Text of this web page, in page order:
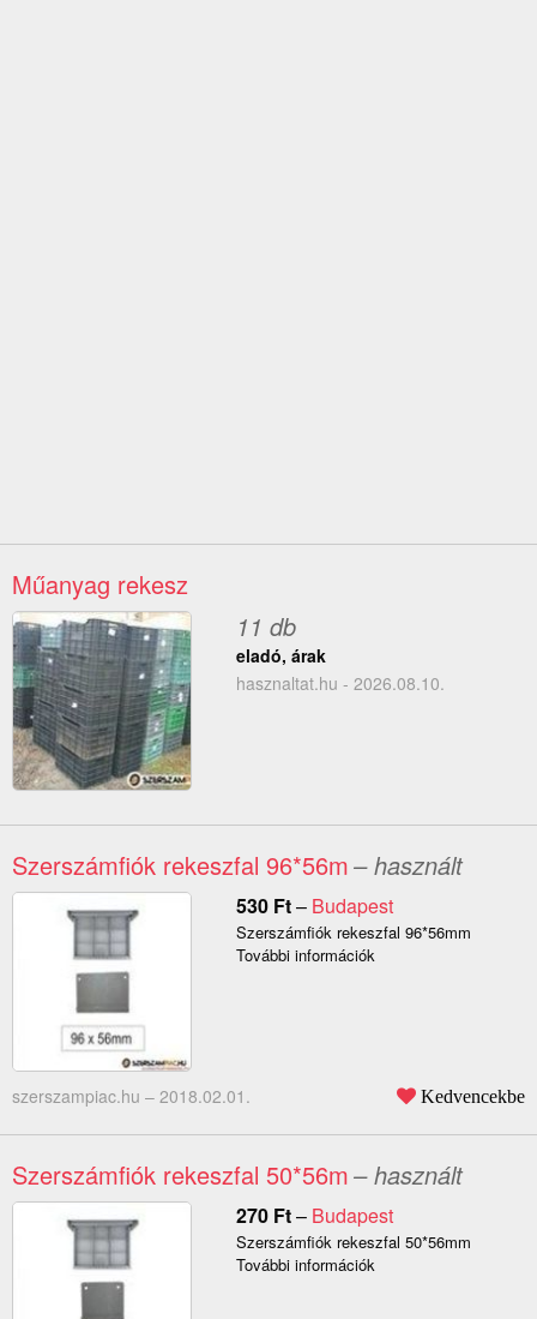
Műanyag rekesz
11 db
eladó, árak
hasznaltat.hu - 2026.08.10.
Szerszámfiók rekeszfal 96*56m– használt
530 Ft– Budapest
Szerszámfiók rekeszfal 96*56mm
További információk
szerszampiac.hu – 2018.02.01. Kedvencekbe
Szerszámfiók rekeszfal 50*56m– használt
270 Ft– Budapest
Szerszámfiók rekeszfal 50*56mm
További információk